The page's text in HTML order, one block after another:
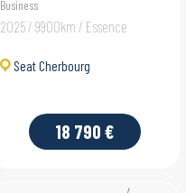
Business
2025 / 9900km / Essence
Seat Cherbourg
18 790 €